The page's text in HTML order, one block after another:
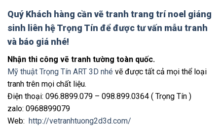
Quý Khách hàng cần vẽ tranh trang trí noel giáng
sinh liên hệ Trọng Tín để được tư vấn mẫu tranh
và báo giá nhé!
Nhận thi công vẽ tranh tường toàn quốc.
Mỹ thuật Trọng Tín ART 3D nhé vẽ được tất cả mọi thể loại
tranh trên mọi chất liệu.
Điện thoại: 096.8899.079 – 098.899.0364 ( Trọng Tín )
zalo: 0968899079
Web: http://vetranhtuong2d3d.com/